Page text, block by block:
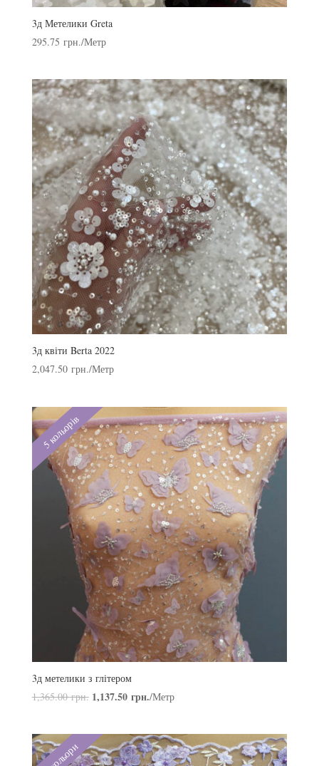
3д Метелики Greta
295.75 грн./Метр
3д квіти Berta 2022
2,047.50 грн./Метр
5 кольорів
3д метелики з глітером
1,365.00грн. 1,137.50 грн./Метр